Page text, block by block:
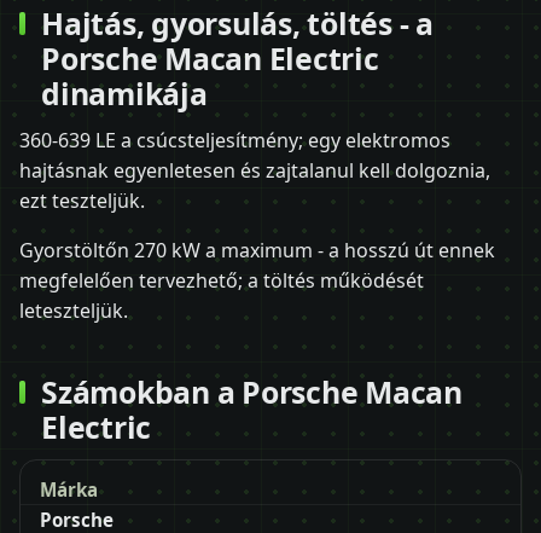
Hajtás, gyorsulás, töltés - a
Porsche Macan Electric
dinamikája
360-639 LE a csúcsteljesítmény; egy elektromos
hajtásnak egyenletesen és zajtalanul kell dolgoznia,
ezt teszteljük.
Gyorstöltőn 270 kW a maximum - a hosszú út ennek
megfelelően tervezhető; a töltés működését
leteszteljük.
Számokban a Porsche Macan
Electric
Márka
Porsche